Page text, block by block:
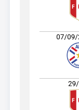
07/09/